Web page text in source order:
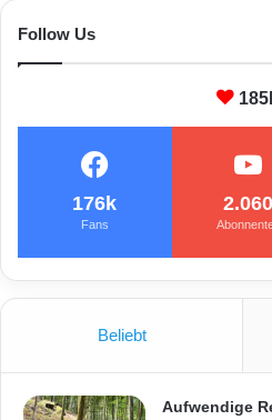
Follow Us
176k
Fans
2.060
Beliebt
Aufwendige